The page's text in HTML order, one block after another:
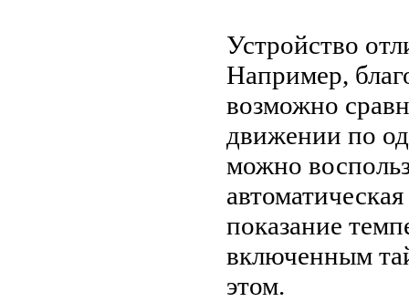
Устройство
Например,
возможно
движении по
можно
показание
включенным
этом.